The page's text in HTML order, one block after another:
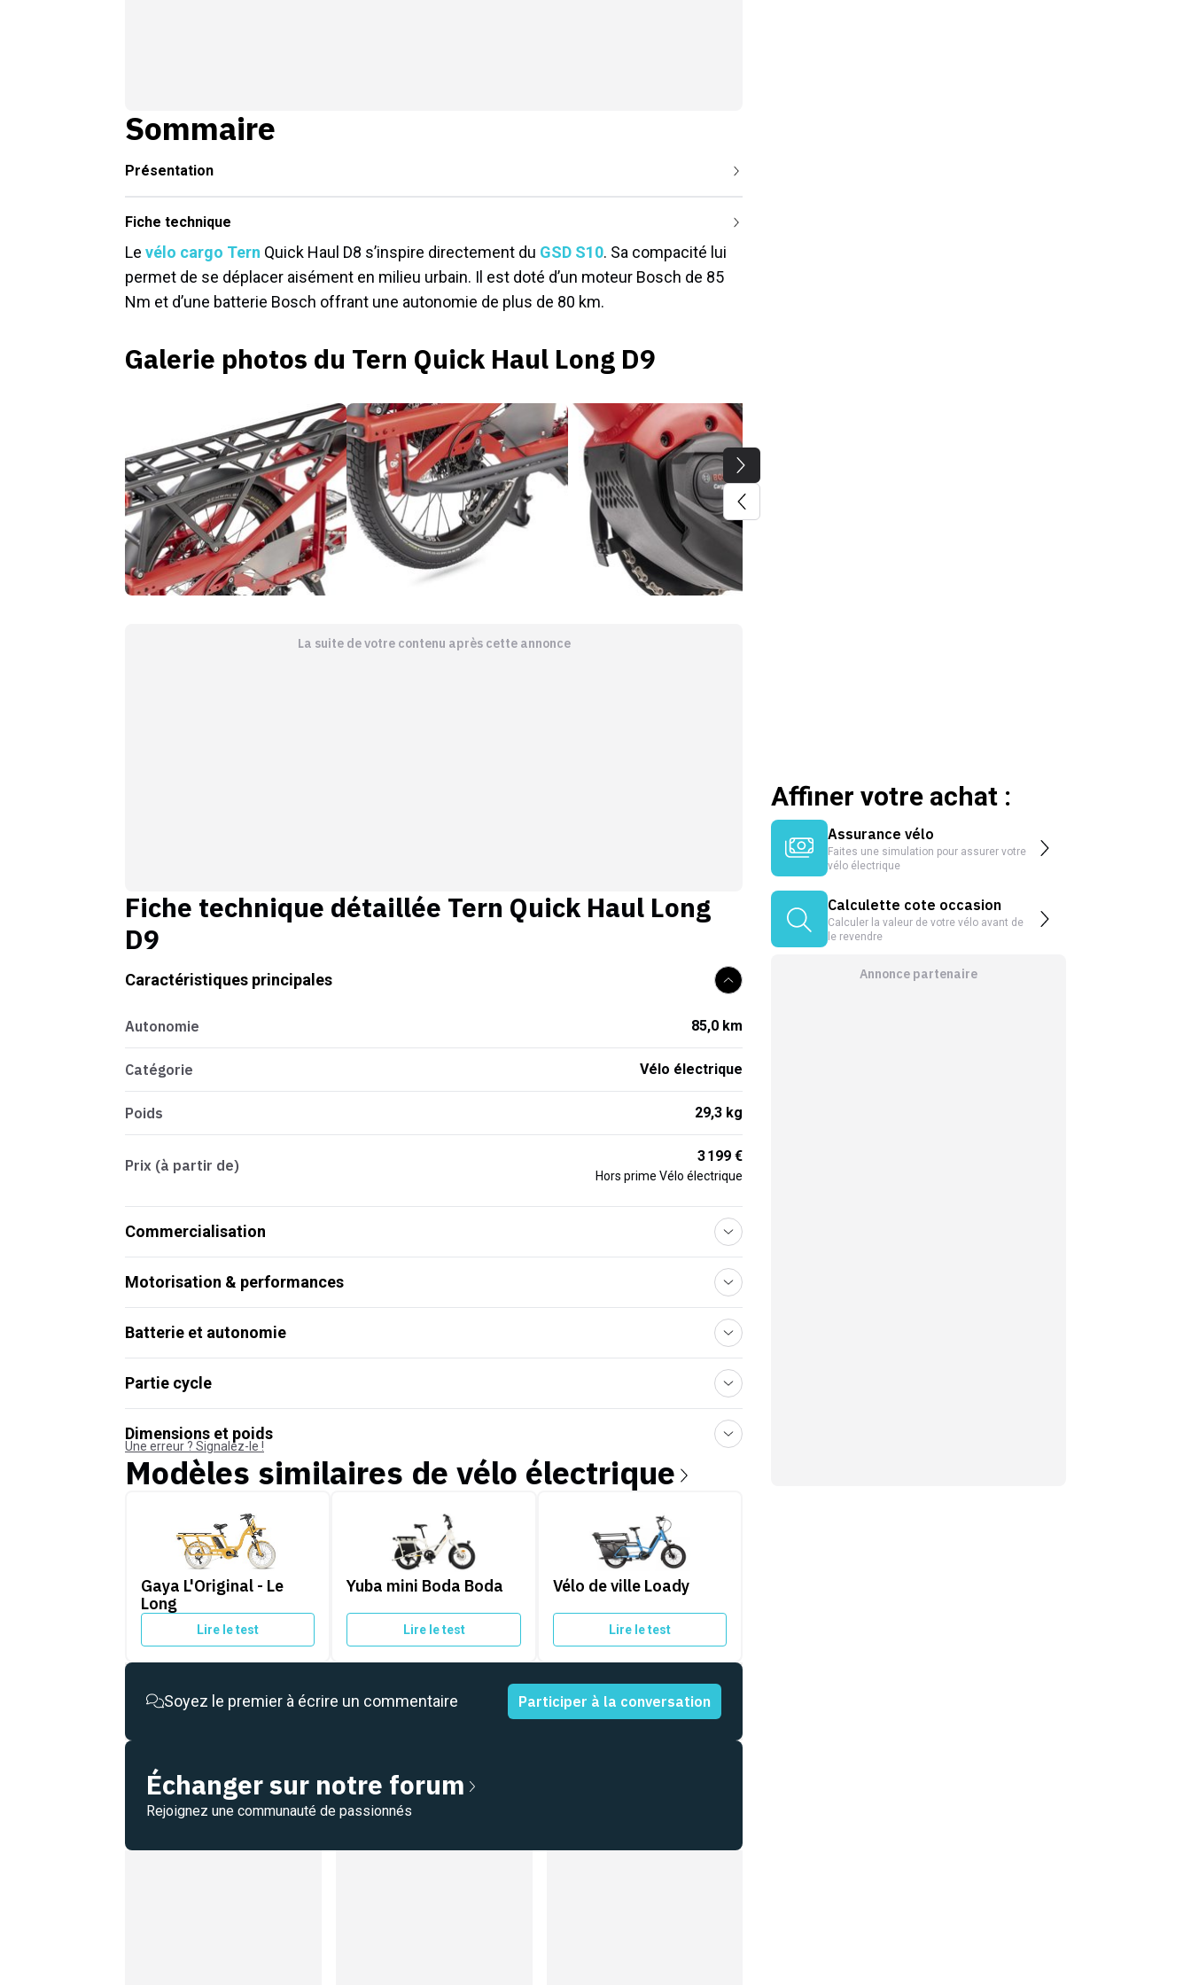
Sommaire
Présentation
Fiche technique
Le vélo cargo Tern Quick Haul D8 s’inspire directement du GSD S10. Sa compacité lui
permet de se déplacer aisément en milieu urbain. Il est doté d’un moteur Bosch de 85
Nm et d’une batterie Bosch offrant une autonomie de plus de 80 km.
Galerie photos du Tern Quick Haul Long D9
La suite de votre contenu après cette annonce
Fiche technique détaillée Tern Quick Haul Long
D9
Caractéristiques principales
Autonomie 85,0 km
Catégorie Vélo électrique
Poids 29,3 kg
Prix (à partir de)
3 199 €
Hors prime Vélo électrique
Commercialisation
Motorisation & performances
Batterie et autonomie
Partie cycle
Dimensions et poids
Une erreur ? Signalez-le !
Modèles similaires de vélo électrique
Gaya L'Original - Le Long
Gaya L'Original - Le
Long
Lire le test
Yuba mini Boda Boda
Yuba mini Boda Boda
Lire le test
Vélo de ville Loady
Vélo de ville Loady
Lire le test
Soyez le premier à écrire un commentaire Participer à la conversation
Échanger sur notre forum
Rejoignez une communauté de passionnés
Affiner votre achat :
Assurance vélo
Faites une simulation pour assurer votre
vélo électrique
Calculette cote occasion
Calculer la valeur de votre vélo avant de
le revendre
Annonce partenaire